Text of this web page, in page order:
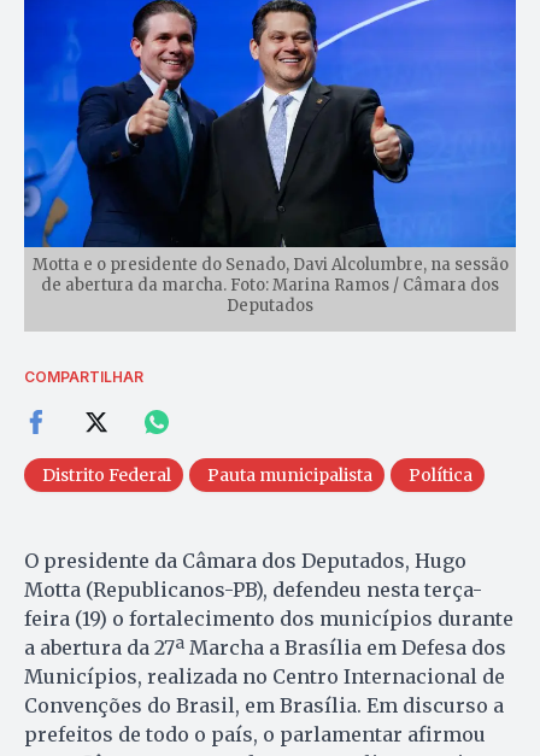
Motta e o presidente do Senado, Davi Alcolumbre, na sessão
de abertura da marcha. Foto: Marina Ramos / Câmara dos
Deputados
COMPARTILHAR
Distrito Federal Pauta municipalista Política
O presidente da Câmara dos Deputados, Hugo
Motta (Republicanos-PB), defendeu nesta terça-
feira (19) o fortalecimento dos municípios durante
a abertura da 27ª Marcha a Brasília em Defesa dos
Municípios, realizada no Centro Internacional de
Convenções do Brasil, em Brasília. Em discurso a
prefeitos de todo o país, o parlamentar afirmou